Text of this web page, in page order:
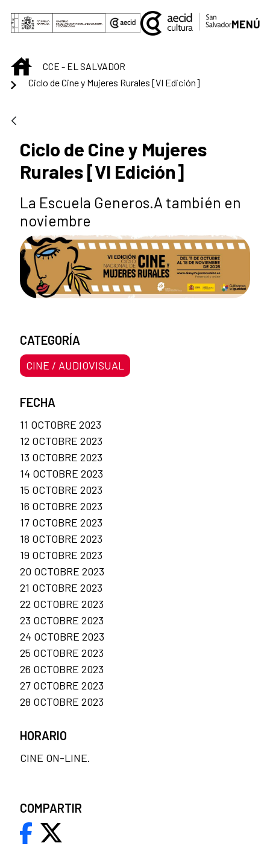
Saut au contenu principal
MENÚ
INICIOCCE - EL SALVADOR
Ciclo de Cine y Mujeres Rurales [VI Edición]
Ciclo de Cine y Mujeres
Rurales [VI Edición]
La Escuela Generos.A también en
noviembre
CATEGORÍA
CINE / AUDIOVISUAL
FECHA
11 OCTOBRE 2023
12 OCTOBRE 2023
13 OCTOBRE 2023
14 OCTOBRE 2023
15 OCTOBRE 2023
16 OCTOBRE 2023
17 OCTOBRE 2023
18 OCTOBRE 2023
19 OCTOBRE 2023
20 OCTOBRE 2023
21 OCTOBRE 2023
22 OCTOBRE 2023
23 OCTOBRE 2023
24 OCTOBRE 2023
25 OCTOBRE 2023
26 OCTOBRE 2023
27 OCTOBRE 2023
28 OCTOBRE 2023
HORARIO
CINE ON-LINE.
COMPARTIR